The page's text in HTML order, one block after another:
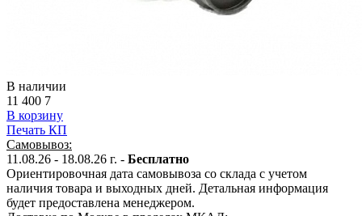
В наличии
11 400 7
В корзину
Печать КП
Самовывоз:
11.08.26 - 18.08.26 г. - Бесплатно
Ориентировочная дата самовывоза со склада с учетом
наличия товара и выходных дней. Детальная информация
будет предоставлена менеджером.